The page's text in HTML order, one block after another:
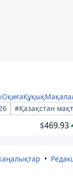
ОқиғаҚұқық
#Қазақстан
$469.93